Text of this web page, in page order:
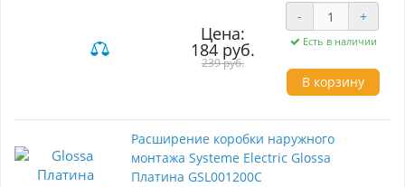
горизонтальный дизайн идеально впишется в
современный интерьер, обеспечивая
стильное решение для организации
электрических устройств. Изготовлена из
высококачественных материалов, гарантирует
долговечность и надежность.
Цена:
184 руб.
239 руб.
- +
Есть в наличии
В корзину
Расширение коробки наружного
монтажа Systeme Electric Glossa
Платина GSL001200C